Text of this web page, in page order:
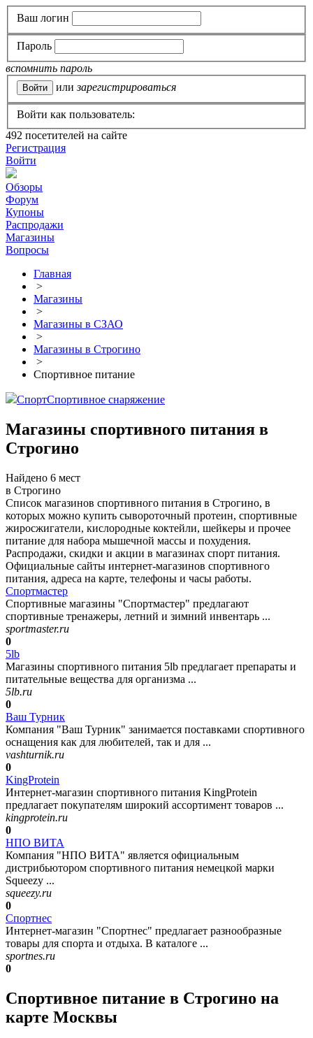
Ваш логин
Пароль
вспомнить пароль
или зарегистрироваться
Войти как пользователь:
492 посетителей на сайте
Регистрация
Войти
Обзоры
Форум
Купоны
Распродажи
Магазины
Вопросы
Главная
>
Магазины
>
Магазины в СЗАО
>
Магазины в Строгино
>
Спортивное питание
СпортСпортивное снаряжение
Магазины спортивного питания в
Строгино
Найдено 6 мест
в Строгино
Список магазинов спортивного питания в Строгино, в
которых можно купить сывороточный протеин, спортивные
жиросжигатели, кислородные коктейли, шейкеры и прочее
питание для набора мышечной массы и похудения.
Распродажи, скидки и акции в магазинах спорт питания.
Официальные сайты интернет-магазинов спортивного
питания, адреса на карте, телефоны и часы работы.
Спортмастер
Спортивные магазины "Спортмастер" предлагают
спортивные тренажеры, летний и зимний инвентарь ...
sportmaster.ru
0
5lb
Магазины спортивного питания 5lb предлагает препараты и
питательные вещества для организма ...
5lb.ru
0
Ваш Турник
Компания "Ваш Турник" занимается поставками спортивного
оснащения как для любителей, так и для ...
vashturnik.ru
0
KingProtein
Интернет-магазин спортивного питания KingProtein
предлагает покупателям широкий ассортимент товаров ...
kingprotein.ru
0
НПО ВИТА
Компания "НПО ВИТА" является официальным
дистрибьютором спортивного питания немецкой марки
Squeezy ...
squeezy.ru
0
Спортнес
Интернет-магазин "Спортнес" предлагает разнообразные
товары для спорта и отдыха. В каталоге ...
sportnes.ru
0
Спортивное питание в Строгино на
карте Москвы